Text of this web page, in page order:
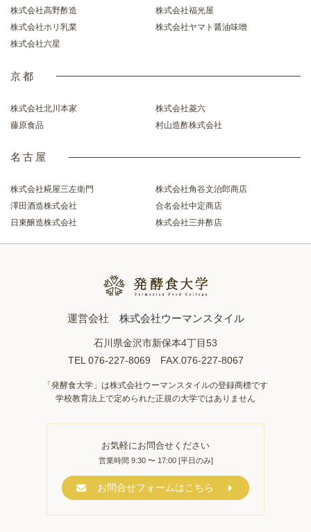
株式会社高野酢造
株式会社福光屋
株式会社ホリ乳業
株式会社ヤマト醤油味噌
株式会社六星
京都
株式会社北川本家
株式会社菱六
藤原食品
村山造酢株式会社
名古屋
株式会社糀屋三左衛門
株式会社角谷文治郎商店
澤田酒造株式会社
合名会社中定商店
日東醸造株式会社
株式会社三井酢店
運営会社 株式会社ウーマンスタイル
石川県金沢市新保本4丁目53
TEL 076-227-8069 FAX.076-227-8067
「発酵食大学」は株式会社ウーマンスタイルの登録商標です
学校教育法上で定められた正規の大学ではありません
お気軽にお問合せください
営業時間 9:30 〜 17:00 [平日のみ]
お問合せフォームはこちら